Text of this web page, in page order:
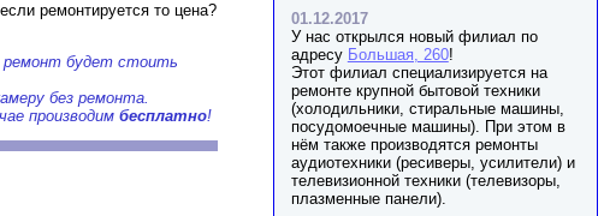
ремонтируется то цена?
ремонт будет стоить
без ремонта.
производим бесплатно!
01.12.2017
У нас открылся новый филиал по
адресу Большая, 260!
Этот филиал специализируется на
ремонте крупной бытовой техники
(холодильники, стиральные машины,
посудомоечные машины). При этом в
нём также производятся ремонты
аудиотехники (ресиверы, усилители) и
телевизионной техники (телевизоры,
плазменные панели).